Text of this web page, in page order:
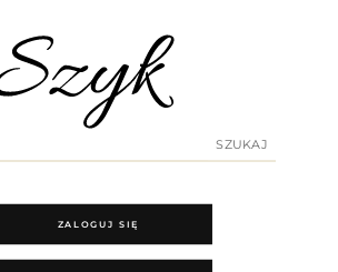
ZALOGUJ SIĘ